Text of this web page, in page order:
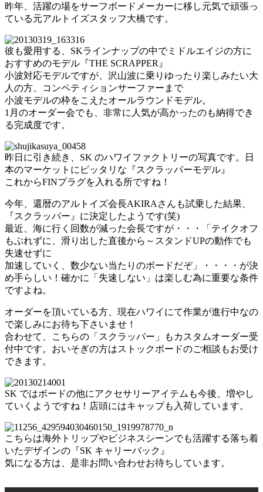
昨年、活躍の場をサーフボードメーカーに移し元気で頑張っ
ている元アルトイズスタッフ大橋です。
彼も愛用する、SKラインナップの中でミドルエイジの方に
おすすめのモデル『THE SCRAPPER』
小波対応モデルですが、沢山波に乗りゆったり楽しみたい大
人の方、コンペティションサーファーまで
小波モデルの枠をこえたオールラウンドモデル。
1月のオーダー会でも、非常に人気が高かったのも納得でき
る完成度です。
昨日に引き続き、SK のハワイファクトリーの写真です。日
本のマーケットにピッタリな『スクラッパーモデル』
これからFINプラグを入れる所ですね！
今年、還暦のアルトイズ会長AKIRAさんも試乗した結果、
『スクラッパー』に決定したようです(笑)
最近、海に行く回数が減った会長ですが・・・「テイクオフ
もぶれずに、滑り出した直後から～スタンドUPの動作でも
失速せずに
加速していく、数少ない当たりのボードだぞ」・・・・が決
め手らしい！確かに「失速しない」は楽しむ為に重要な条件
ですよね。
オーダーを頂いている方、現在ハワイにて作業が進行中なの
で楽しみにお待ち下さいませ！
合わせて、こちらの「スクラッパー」もカスタムオーダー受
付中です。おいそぎの方はストックボードのご相談もお受け
できます。
SK ではボードの他にアクセサリーアイテムも今後、増やし
ていくようですね！店頭にはキャップも入荷しています。
こちらは海外トリップやビジネスシーンでも活躍する落ち着
いたデザインの『SK キャリーバック』
気になる方は、是非お問い合わせお待ちしています。